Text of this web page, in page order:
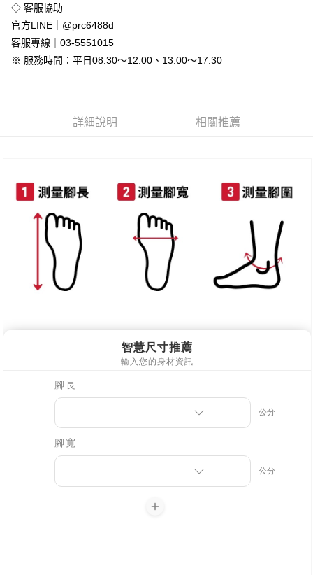
付款後全家取貨
免運費
7-11付款取貨
每筆NT$80，滿NT$800(含以上)免運費
離島郵局配送
每筆NT$90，滿NT$999(含以上)免運費
【宇迅國際】限一般住址，不支援智能櫃 查看運費
◇ 客服協助
官方LINE｜@prc6488d
客服專線｜03-5551015
※ 服務時間：平日08:30～12:00、13:00～17:30
詳細說明 相關推薦